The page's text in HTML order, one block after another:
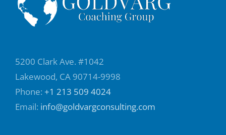
5200 Clark Ave. #1042
Lakewood, CA 90714-9998
Phone: +1 213 509 4024
Email: info@goldvargconsulting.com